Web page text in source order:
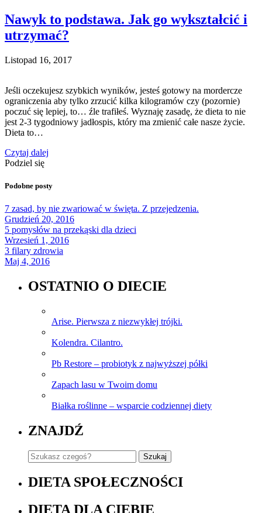
Nawyk to podstawa. Jak go wykształcić i
utrzymać?
Listopad 16, 2017
Jeśli oczekujesz szybkich wyników, jesteś gotowy na mordercze
ograniczenia aby tylko zrzucić kilka kilogramów czy (pozornie)
poczuć się lepiej, to… źle trafiłeś. Wyznaję zasadę, że dieta to nie
jest 2-3 tygodniowy jadłospis, który ma zmienić całe nasze życie.
Dieta to…
Czytaj dalej
Podziel się
Podobne posty
7 zasad, by nie zwariować w święta. Z przejedzenia.
Grudzień 20, 2016
5 pomysłów na przekąski dla dzieci
Wrzesień 1, 2016
3 filary zdrowia
Maj 4, 2016
OSTATNIO O DIECIE
Arise. Pierwsza z niezwykłej trójki.
Kolendra. Cilantro.
Pb Restore – probiotyk z najwyższej półki
Zapach lasu w Twoim domu
Białka roślinne – wsparcie codziennej diety
ZNAJDŹ
DIETA SPOŁECZNOŚCI
DIETA DLA CIEBIE